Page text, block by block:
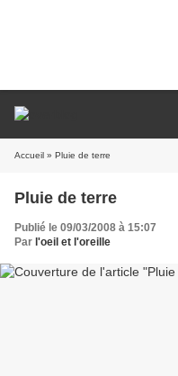
Accueil » Pluie de terre
Pluie de terre
Publié le 09/03/2008 à 15:07
Par l'oeil et l'oreille